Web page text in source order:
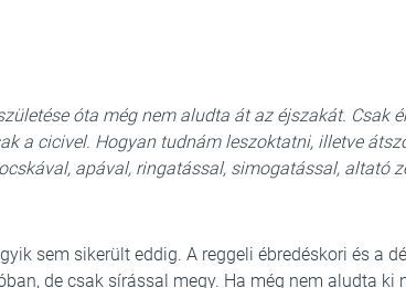
óta még nem aludta át az éjszakát. Csak
a cicivel. Hogyan tudnám leszoktatni, illetve
apával, ringatással, simogatással, altató
sem sikerült eddig. A reggeli ébredéskori és a
de csak sírással megy. Ha még nem aludta ki